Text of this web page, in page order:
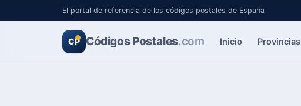
El portal de referencia de los códigos postales de España
CP Códigos Postales.com Inicio Provincias